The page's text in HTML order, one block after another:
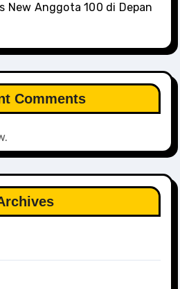
New Anggota 100 di Depan
Comments